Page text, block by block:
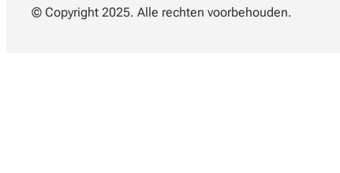
© Copyright 2025. Alle rechten voorbehouden.